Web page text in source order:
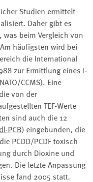
Studien ermittelt
Daher gibt es
beim Vergleich von
häufigsten wird bei
die International
zur Ermittlung eines I-
CCMS). Eine
von der
TEF-Werte
sind auch die 12
PCB)⁠ eingebunden, die
PCDD/PCDF toxisch
durch Dioxine und
Die letzte Anpassung
fand 2005 statt.